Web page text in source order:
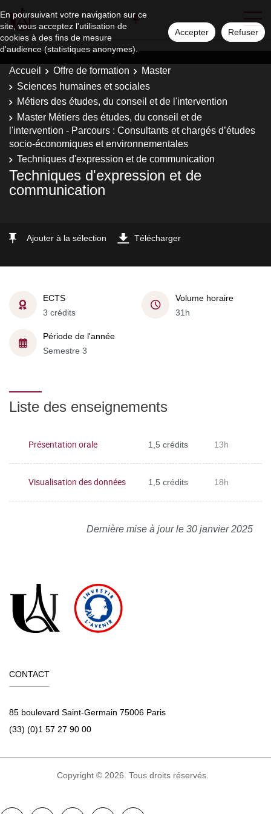
En poursuivant votre navigation sur ce
site, vous acceptez l'utilisation de
cookies à des fins de mesure
d'audience (statistiques anonymes).
Accepter Refuser
Accueil Offre de formation
Master
Sciences humaines et sociales
Métiers des études, du conseil et de l'intervention
Master Métiers des études, du conseil et de
l'intervention - Parcours : Consultants et chargés d’études
socio-économiques et environnementales
Techniques d'expression et de communication
Techniques d'expression et de
communication
Ajouter à la sélection Télécharger
ECTS
3 crédits
Volume horaire
31h
Période de l'année
Semestre 3
Liste des enseignements
Présentation orale 1,5 crédits 13h
Visualisation des données 1,5 crédits 18h
Dernière mise à jour le 30 janvier 2025
CONTACT
85 boulevard Saint-Germain 75006 Paris
(33) (0)1 57 27 90 00
Copyright © 2026. Tous droits réservés.